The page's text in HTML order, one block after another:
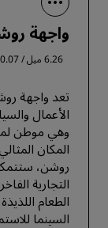
واجهة
6.26 ميل / 10.07 كم من الفندق
تعد واجهة
الأعمال
وهي موطن
المكان
روشن،
التجارية
الطعام
السينما